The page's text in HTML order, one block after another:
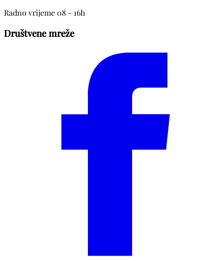
Radno vrijeme 08 - 16h
Društvene mreže